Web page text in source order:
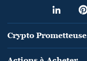
Crypto Prometteuse